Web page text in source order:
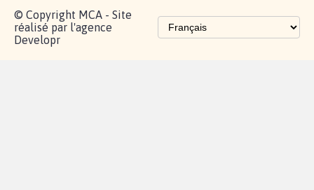
© Copyright MCA - Site
réalisé par l'agence
Developr